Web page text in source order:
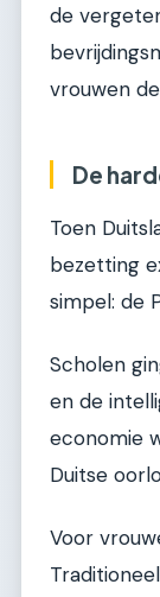
de
vrouwen
De
Toen
bezetting
simpel: de
Scholen
en de
economie
Duitse
Voor